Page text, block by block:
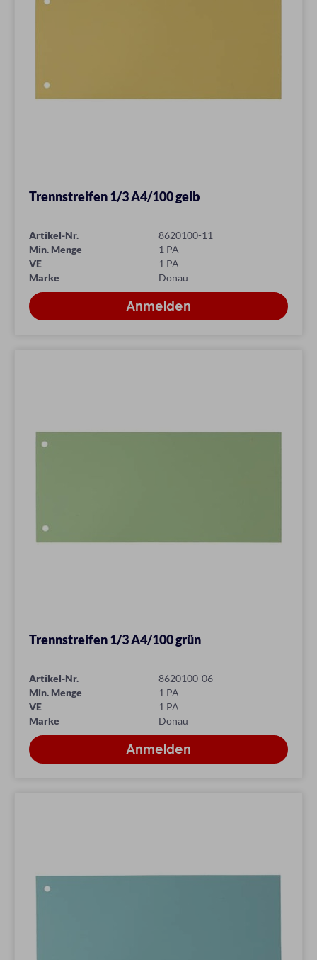
Trennstreifen 1/3 A4/100 gelb
Artikel-Nr.
8620100-11
Min. Menge
1 PA
VE
1 PA
Marke
Donau
Trennstreifen 1/3 A4/100 grün
Artikel-Nr.
8620100-06
Min. Menge
1 PA
VE
1 PA
Marke
Donau